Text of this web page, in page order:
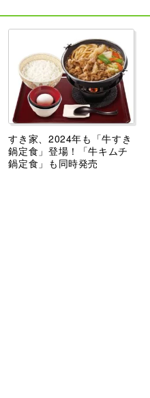
すき家、2024年も「牛すき
鍋定食」登場！「牛キムチ
鍋定食」も同時発売